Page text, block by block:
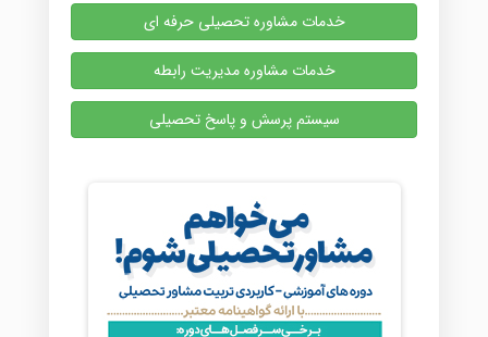
خدمات مشاوره تحصیلی حرفه ای
خدمات مشاوره مدیریت رابطه
سیستم پرسش و پاسخ تحصیلی